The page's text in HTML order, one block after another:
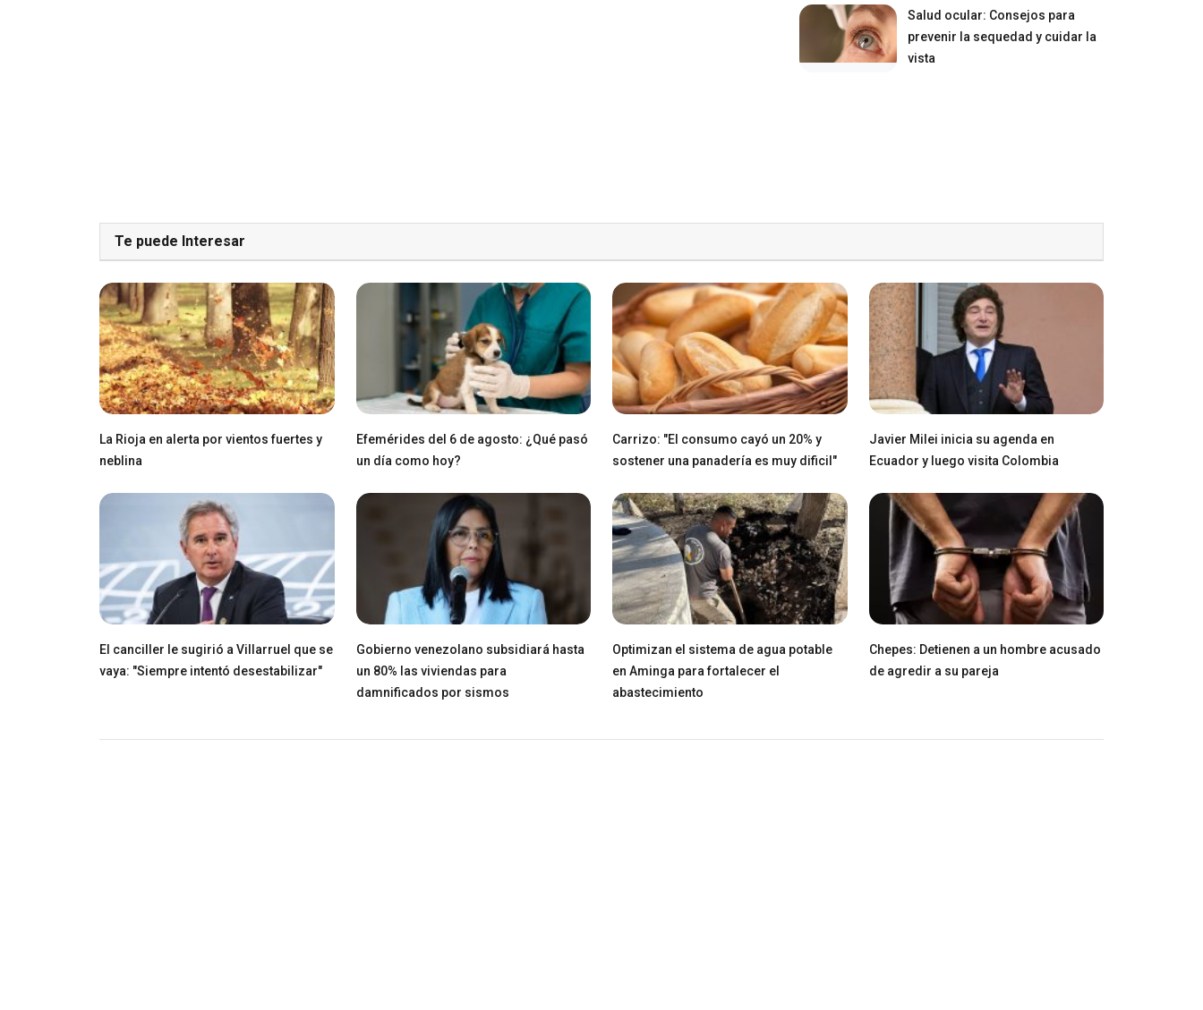
Salud ocular: Consejos para
prevenir la sequedad y cuidar la
vista
Te puede Interesar
La Rioja en alerta por vientos fuertes y
neblina
Efemérides del 6 de agosto: ¿Qué pasó
un día como hoy?
Carrizo: "El consumo cayó un 20% y
sostener una panadería es muy dificil"
Javier Milei inicia su agenda en
Ecuador y luego visita Colombia
El canciller le sugirió a Villarruel que se
vaya: "Siempre intentó desestabilizar"
Gobierno venezolano subsidiará hasta
un 80% las viviendas para
damnificados por sismos
Optimizan el sistema de agua potable
en Aminga para fortalecer el
abastecimiento
Chepes: Detienen a un hombre acusado
de agredir a su pareja